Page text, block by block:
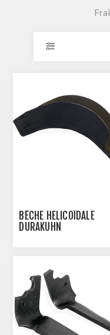
BÊCHE HÉLICOÏDALE
DURAKUHN